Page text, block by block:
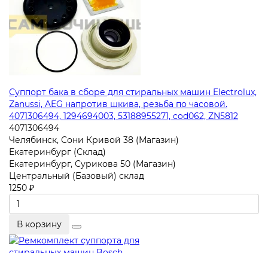
Суппорт бака в сборе для стиральных машин Electrolux,
Zanussi, AEG напротив шкива, резьба по часовой.
4071306494, 1294694003, 53188955271, cod062, ZN5812
4071306494
Челябинск, Сони Кривой 38 (Магазин)
Екатеринбург (Склад)
Екатеринбург, Сурикова 50 (Магазин)
Центральный (Базовый) склад
1250 ₽
В корзину